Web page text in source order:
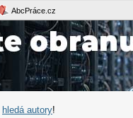
AbcPráce.cz
hledá autory!